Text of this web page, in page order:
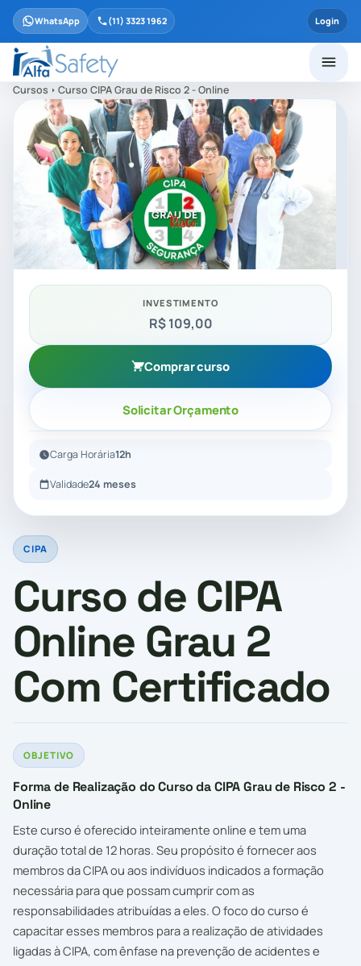
WhatsApp (11) 3323 1962 Login
Cursos Curso CIPA Grau de Risco 2 - Online
CIPA
Curso de CIPA
Online Grau 2
Com Certificado
OBJETIVO
Forma de Realização do Curso da CIPA Grau de Risco 2 -
Online
Este curso é oferecido inteiramente online e tem uma
duração total de 12 horas. Seu propósito é fornecer aos
membros da CIPA ou aos indivíduos indicados a formação
necessária para que possam cumprir com as
responsabilidades atribuídas a eles. O foco do curso é
capacitar esses membros para a realização de atividades
ligadas à CIPA, com ênfase na prevenção de acidentes e
INVESTIMENTO
R$ 109,00
Comprar curso
Solicitar Orçamento
Carga Horária12h
Validade24 meses